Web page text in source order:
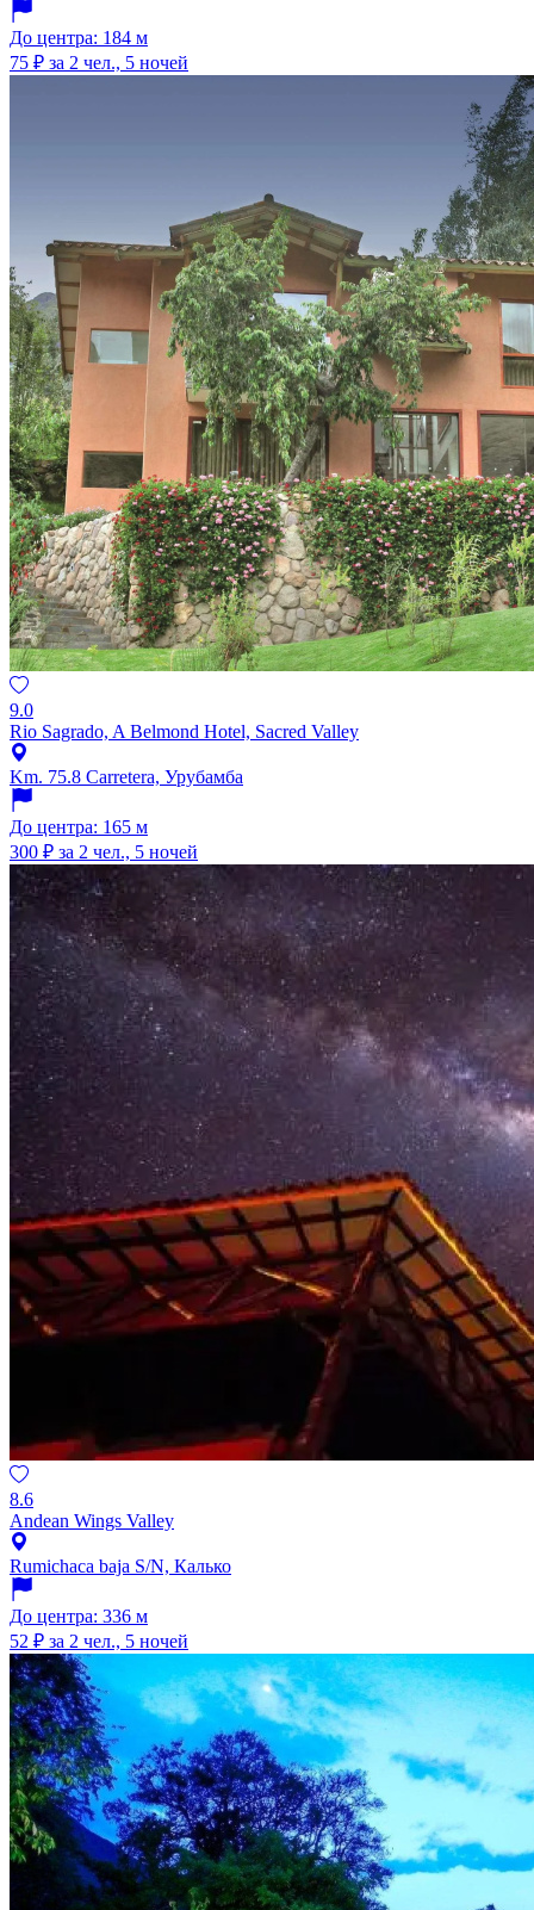
До центра: 184 м
75 ₽ за 2 чел., 5 ночей
9.0
Rio Sagrado, A Belmond Hotel, Sacred Valley
Km. 75.8 Carretera, Урубамба
До центра: 165 м
300 ₽ за 2 чел., 5 ночей
8.6
Andean Wings Valley
Rumichaca baja S/N, Калько
До центра: 336 м
52 ₽ за 2 чел., 5 ночей